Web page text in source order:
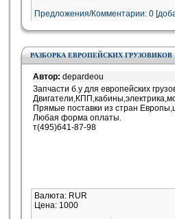
Предложения/Комментарии: 0
РАЗБОРКА ЕВРОПЕЙСКИХ ГРУЗОВИКОВ
Автор: depardeou
Запчасти б.у для европейских
Прямые поставки из стран
Любая форма оплаты.
т(495)641-87-98
Валюта: RUR
Цена: 1000